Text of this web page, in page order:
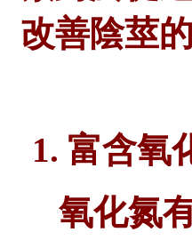
改善陰莖
1. 富含氧
氧化氮